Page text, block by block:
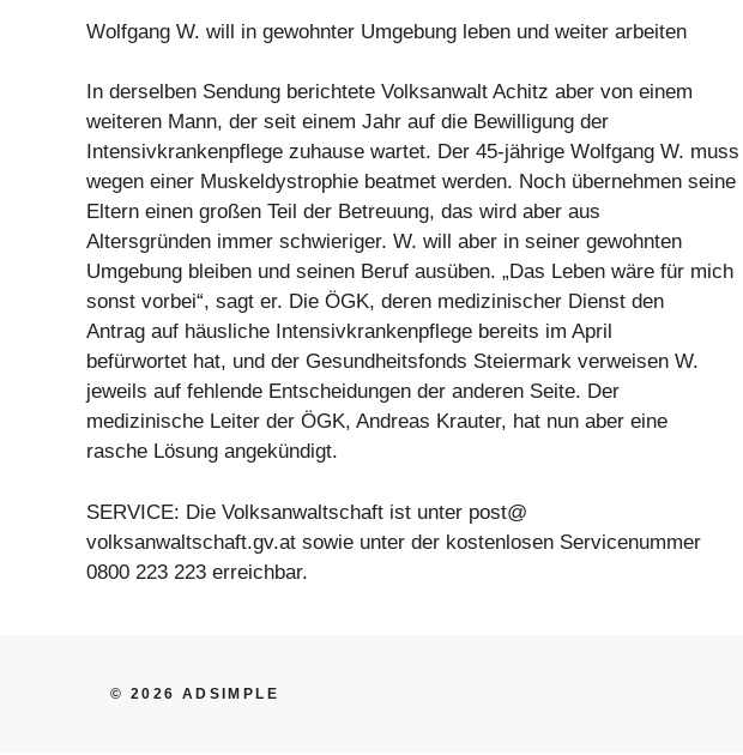
Wolfgang W. will in gewohnter Umgebung leben und weiter arbeiten
In derselben Sendung berichtete Volksanwalt Achitz aber von einem
weiteren Mann, der seit einem Jahr auf die Bewilligung der
Intensivkrankenpflege zuhause wartet. Der 45-jährige Wolfgang W. muss
wegen einer Muskeldystrophie beatmet werden. Noch übernehmen seine
Eltern einen großen Teil der Betreuung, das wird aber aus
Altersgründen immer schwieriger. W. will aber in seiner gewohnten
Umgebung bleiben und seinen Beruf ausüben. „Das Leben wäre für mich
sonst vorbei“, sagt er. Die ÖGK, deren medizinischer Dienst den
Antrag auf häusliche Intensivkrankenpflege bereits im April
befürwortet hat, und der Gesundheitsfonds Steiermark verweisen W.
jeweils auf fehlende Entscheidungen der anderen Seite. Der
medizinische Leiter der ÖGK, Andreas Krauter, hat nun aber eine
rasche Lösung angekündigt.
SERVICE: Die Volksanwaltschaft ist unter post@
volksanwaltschaft.gv.at sowie unter der kostenlosen Servicenummer
0800 223 223 erreichbar.
© 2026 ADSIMPLE